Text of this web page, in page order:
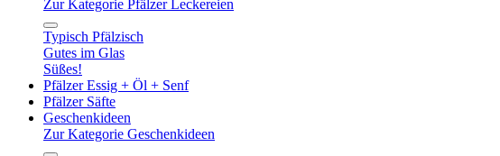
Zur Kategorie Pfälzer Leckereien
Typisch Pfälzisch
Gutes im Glas
Süßes!
Pfälzer Essig + Öl + Senf
Pfälzer Säfte
Geschenkideen
Zur Kategorie Geschenkideen